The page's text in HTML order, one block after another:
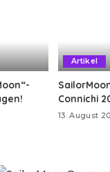
Artikel
Connichi
13. August